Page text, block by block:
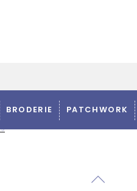
BRODERIE PATCHWORK